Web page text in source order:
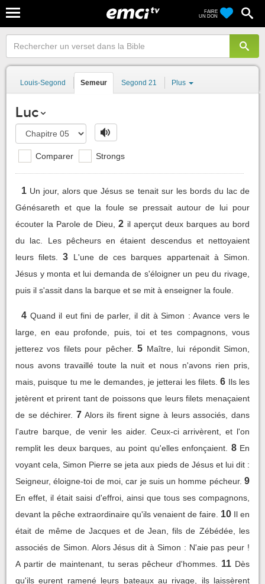
FAIRE
UN DON
Louis-Segond Semeur Segond 21 Plus
Luc
Comparer Strongs
1 Un jour, alors que Jésus se tenait sur les bords du lac de
Génésareth et que la foule se pressait autour de lui pour
écouter la Parole de Dieu,
2 il aperçut deux barques au bord
du lac. Les pêcheurs en étaient descendus et nettoyaient
leurs filets.
3
L'une de ces barques appartenait à Simon.
Jésus y monta et lui demanda de s'éloigner un peu du rivage,
puis il s'assit dans la barque et se mit à enseigner la foule.
4 Quand il eut fini de parler, il dit à Simon : Avance vers le
large, en eau profonde, puis, toi et tes compagnons, vous
jetterez vos filets pour pêcher. 5 Maître, lui répondit Simon,
nous avons travaillé toute la nuit et nous n'avons rien pris,
mais, puisque tu me le demandes, je jetterai les filets. 6 Ils les
jetèrent et prirent tant de poissons que leurs filets menaçaient
de se déchirer. 7 Alors ils firent signe à leurs associés, dans
l'autre barque, de venir les aider. Ceux-ci arrivèrent, et l'on
remplit les deux barques, au point qu'elles enfonçaient.
8 En
voyant cela, Simon Pierre se jeta aux pieds de Jésus et lui dit :
Seigneur, éloigne-toi de moi, car je suis un homme pécheur. 9
En effet, il était saisi d'effroi, ainsi que tous ses compagnons,
devant la pêche extraordinaire qu'ils venaient de faire. 10 Il en
était de même de Jacques et de Jean, fils de Zébédée, les
associés de Simon. Alors Jésus dit à Simon : N'aie pas peur !
A partir de maintenant, tu seras pêcheur d'hommes.
11 Dès
qu'ils eurent ramené leurs bateaux au rivage, ils laissèrent